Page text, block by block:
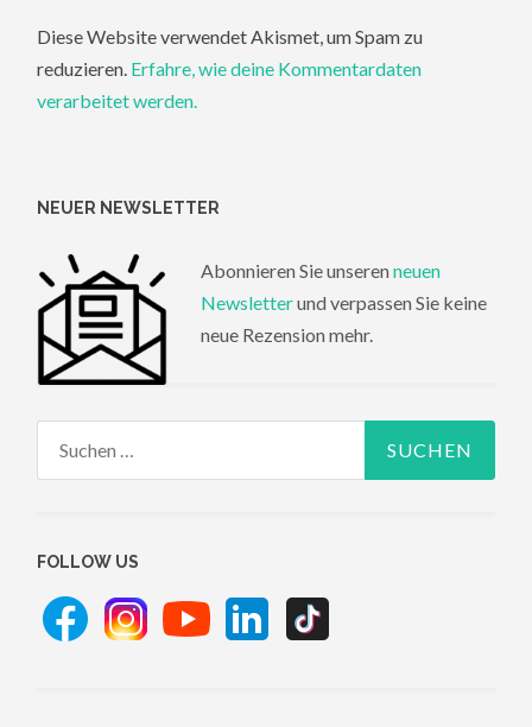
Diese Website verwendet Akismet, um Spam zu
reduzieren. Erfahre, wie deine Kommentardaten
verarbeitet werden.
NEUER NEWSLETTER
Abonnieren Sie unseren neuen
Newsletterund verpassen Sie keine
neue Rezension mehr.
FOLLOW US